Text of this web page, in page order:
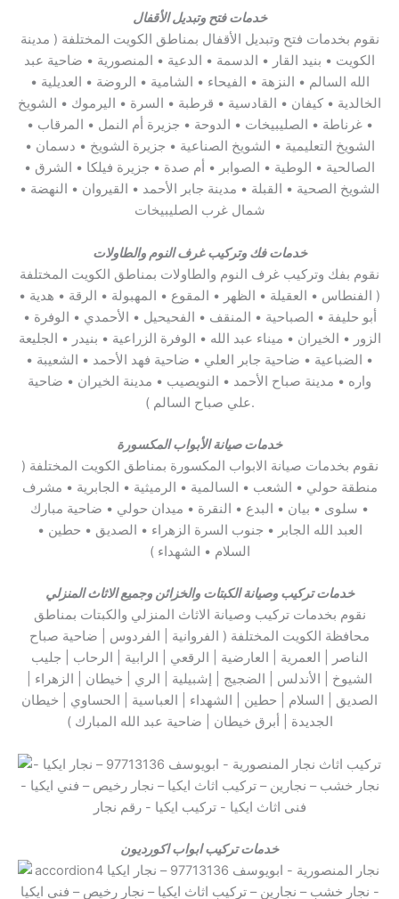
خدمات فتح وتبديل الأقفال
نقوم بخدمات فتح وتبديل الأقفال بمناطق الكويت المختلفة ( مدينة
الكويت • بنيد القار • الدسمة • الدعية • المنصورية • ضاحية عبد
الله السالم • النزهة • الفيحاء • الشامية • الروضة • العديلية •
الخالدية • كيفان • القادسية • قرطبة • السرة • اليرموك • الشويخ
• غرناطة • الصليبيخات • الدوحة • جزيرة أم النمل • المرقاب •
الشويخ التعليمية • الشويخ الصناعية • جزيرة الشويخ • دسمان •
الصالحية • الوطية • الصوابر • أم صدة • جزيرة فيلكا • الشرق •
الشويخ الصحية • القبلة • مدينة جابر الأحمد • القيروان • النهضة •
شمال غرب الصليبيخات
خدمات فك وتركيب غرف النوم والطاولات
نقوم بفك وتركيب غرف النوم والطاولات بمناطق الكويت المختلفة
( الفنطاس • العقيلة • الظهر • المقوع • المهبولة • الرقة • هدية •
أبو حليفة • الصباحية • المنقف • الفحيحيل • الأحمدي • الوفرة •
الزور • الخيران • ميناء عبد الله • الوفرة الزراعية • بنيدر • الجليعة
• الضباعية • ضاحية جابر العلي • ضاحية فهد الأحمد • الشعيبة •
واره • مدينة صباح الأحمد • النويصيب • مدينة الخيران • ضاحية
علي صباح السالم ).
خدمات صيانة الأبواب المكسورة
نقوم بخدمات صيانة الابواب المكسورة بمناطق الكويت المختلفة (
منطقة حولي • الشعب • السالمية • الرميثية • الجابرية • مشرف
• سلوى • بيان • البدع • النقرة • ميدان حولي • ضاحية مبارك
العبد الله الجابر • جنوب السرة الزهراء • الصديق • حطين •
السلام • الشهداء )
خدمات تركيب وصيانة الكبتات والخزائن وجميع الاثاث المنزلي
نقوم بخدمات تركيب وصيانة الاثاث المنزلي والكبتات بمناطق
محافظة الكويت المختلفة ( الفروانية | الفردوس | ضاحية صباح
الناصر | العمرية | العارضية | الرقعي | الرابية | الرحاب | جليب
الشيوخ | الأندلس | الضجيج | إشبيلية | الري | خيطان | الزهراء |
الصديق | السلام | حطين | الشهداء | العباسية | الحساوي | خيطان
الجديدة | أبرق خيطان | ضاحية عبد الله المبارك )
خدمات تركيب ابواب اكورديون